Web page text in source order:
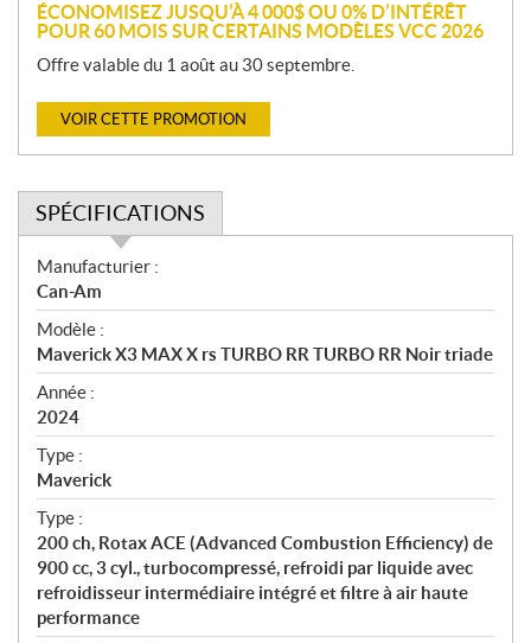
ÉCONOMISEZ JUSQU’À 4 000$ OU 0% D’INTÉRÊT
POUR 60 MOIS SUR CERTAINS MODÈLES VCC 2026
Offre valable du 1 août au 30 septembre.
VOIR CETTE PROMOTION
SPÉCIFICATIONS
S
p
é
c
i
f
i
c
a
t
i
o
n
s
Manufacturier :
Can-Am
Modèle :
Maverick X3 MAX X rs TURBO RR TURBO RR Noir triade
Année :
2024
Type :
Maverick
Type :
200 ch, Rotax ACE (Advanced Combustion Efficiency) de
900 cc, 3 cyl., turbocompressé, refroidi par liquide avec
refroidisseur intermédiaire intégré et filtre à air haute
performance